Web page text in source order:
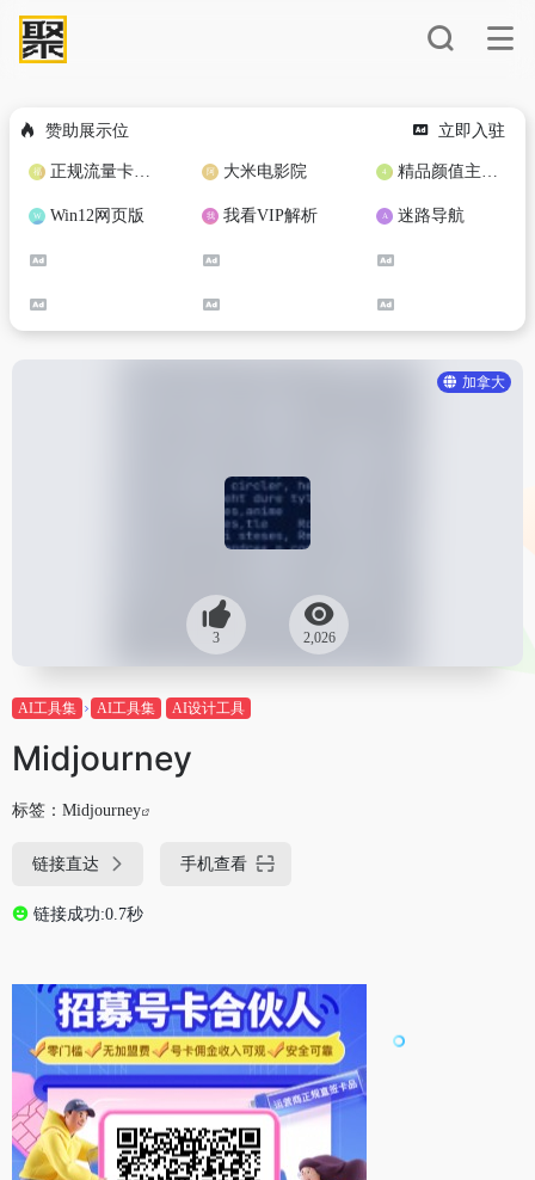
赞助展示位 立即入驻
正规流量卡免费加盟合作 大米电影院 精品颜值主播定制
Win12网页版 我看VIP解析 迷路导航
加拿大
3 2,026
AI工具集 AI工具集 AI设计工具
Midjourney
标签： Midjourney
链接直达 手机查看
链接成功:0.7秒